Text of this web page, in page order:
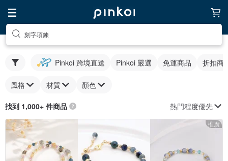
刻字項鍊
Pinkoi 跨境直送 Pinkoi 嚴選 免運商品 折扣商
風格 材質 顏色
找到 1,000+ 件商品 熱門程度優先
推廣